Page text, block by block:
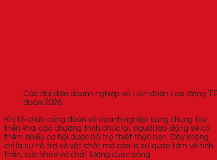
Các đại diện doanh nghiệp và Liên đoàn Lao động
đoàn 2026.
Khi tổ chức công đoàn và doanh nghiệp cùng chung tay
triển khai các chương trình phúc lợi, người lao động sẽ có
thêm nhiều cơ hội được hỗ trợ thiết thực hơn. Đây không
chỉ là sự hỗ trợ về vật chất mà còn là sự quan tâm về tinh
thần, sức khỏe và chất lượng cuộc sống.